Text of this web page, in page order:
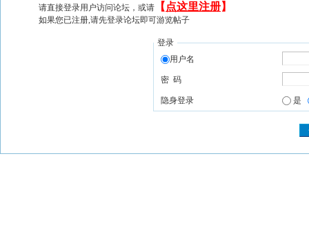
请直接登录用户访问论坛，或请 【 点这里注册】
如果您已注册,请先登录论坛即可游览帖子
登录
用户名
密 码
隐身登录 是